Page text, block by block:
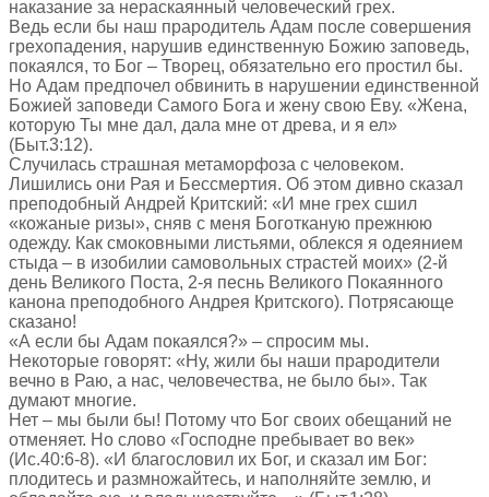
наказание за нераскаянный человеческий грех.
Ведь если бы наш прародитель Адам после совершения
грехопадения, нарушив единственную Божию заповедь,
покаялся, то Бог – Творец, обязательно его простил бы.
Но Адам предпочел обвинить в нарушении единственной
Божией заповеди Самого Бога и жену свою Еву. «Жена,
которую Ты мне дал, дала мне от древа, и я ел»
(Быт.3:12).
Случилась страшная метаморфоза с человеком.
Лишились они Рая и Бессмертия. Об этом дивно сказал
преподобный Андрей Критский: «И мне грех сшил
«кожаные ризы», сняв с меня Боготканую прежнюю
одежду. Как смоковными листьями, облекся я одеянием
стыда – в изобилии самовольных страстей моих» (2-й
день Великого Поста, 2-я песнь Великого Покаянного
канона преподобного Андрея Критского). Потрясающе
сказано!
«А если бы Адам покаялся?» – спросим мы.
Некоторые говорят: «Ну, жили бы наши прародители
вечно в Раю, а нас, человечества, не было бы». Так
думают многие.
Нет – мы были бы! Потому что Бог своих обещаний не
отменяет. Но слово «Господне пребывает во век»
(Ис.40:6-8). «И благословил их Бог, и сказал им Бог:
плодитесь и размножайтесь, и наполняйте землю, и